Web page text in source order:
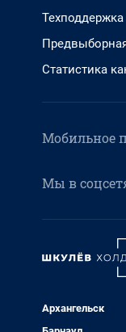
Техподдержка
Статистика
Мобильное
Мы в
Архангельск